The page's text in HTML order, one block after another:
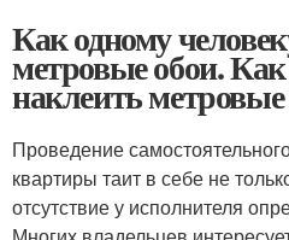
Как одному
метровые обои.
наклеить
Проведение
квартиры таит в себе не
отсутствие у исполнителя